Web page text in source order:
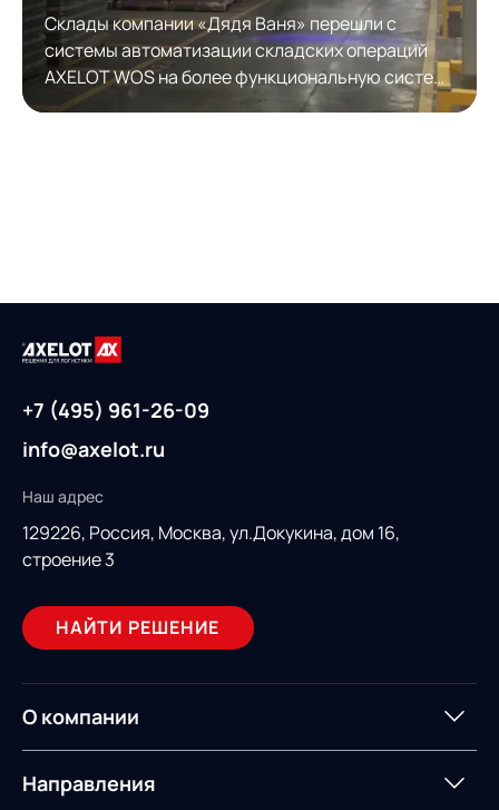
Склады компании «Дядя Ваня» перешли с
системы автоматизации складских операций
AXELOT WOS на более функциональную систему
автоматизации складской логистики AXELOT
+7 (495) 961-26-09
info@axelot.ru
Наш адрес
129226, Россия, Москва, ул.Докукина, дом 16,
строение 3
НАЙТИ РЕШЕНИЕ
О компании
О компании
Направления